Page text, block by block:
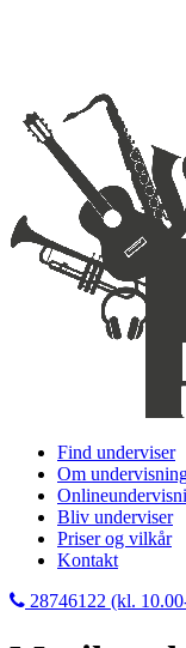
Find underviser
Om
Bliv underviser
Priser og vilkår
Kontakt
28746122 (kl.